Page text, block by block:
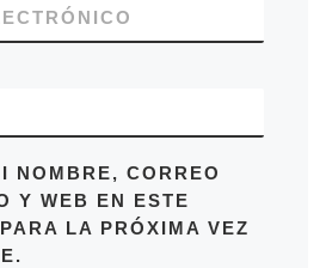
NOMBRE, CORREO
Y WEB EN ESTE
LA PRÓXIMA VEZ